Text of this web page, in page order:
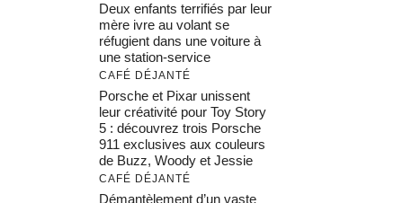
Deux enfants terrifiés par leur
mère ivre au volant se
réfugient dans une voiture à
une station-service
CAFÉ DÉJANTÉ
Porsche et Pixar unissent
leur créativité pour Toy Story
5 : découvrez trois Porsche
911 exclusives aux couleurs
de Buzz, Woody et Jessie
CAFÉ DÉJANTÉ
Démantèlement d’un vaste